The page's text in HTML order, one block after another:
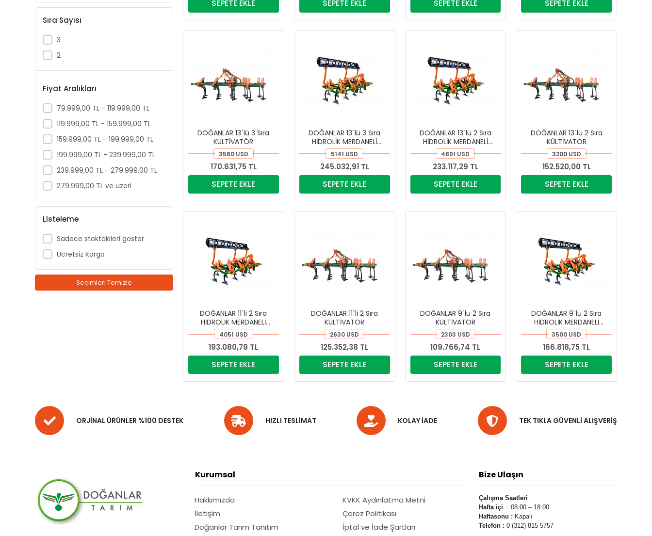
Sıra Sayısı
3
2
Fiyat Aralıkları
79.999,00 TL - 119.999,00 TL
119.999,00 TL - 159.999,00 TL
159.999,00 TL - 199.999,00 TL
199.999,00 TL - 239.999,00 TL
239.999,00 TL - 279.999,00 TL
279.999,00 TL ve üzeri
Listeleme
Sadece stoktakileri göster
Ücretsiz Kargo
Seçimleri Temizle
SEPETE EKLE SEPETE EKLE SEPETE EKLE SEPETE EKLE
DOĞANLAR 13`lü 3 Sıra
KÜLTİVATÖR
3580 USD
170.631,75 TL
SEPETE EKLE
DOĞANLAR 13`lü 3 Sıra
HİDROLİK MERDANELİ
KÜLTİVATÖR
5141 USD
245.032,91 TL
SEPETE EKLE
DOĞANLAR 13`lü 2 Sıra
HİDROLİK MERDANELİ
KÜLTİVATÖR
4891 USD
233.117,29 TL
SEPETE EKLE
DOĞANLAR 13`lü 2 Sıra
KÜLTİVATÖR
3200 USD
152.520,00 TL
SEPETE EKLE
DOĞANLAR 11`li 2 Sıra
HİDROLİK MERDANELİ
KÜLTİVATÖR
4051 USD
193.080,79 TL
SEPETE EKLE
DOĞANLAR 11`li 2 Sıra
KÜLTİVATÖR
2630 USD
125.352,38 TL
SEPETE EKLE
DOĞANLAR 9`lu 2 Sıra
KÜLTİVATÖR
2303 USD
109.766,74 TL
SEPETE EKLE
DOĞANLAR 9`lu 2 Sıra
HİDROLİK MERDANELİ
KÜLTİVATÖR
3500 USD
166.818,75 TL
SEPETE EKLE
ORJİNAL ÜRÜNLER %100 DESTEK HIZLI TESLİMAT KOLAY İADE TEK TIKLA GÜVENLİ ALIŞVERİŞ
Kurumsal
Hakkımızda
İletişim
Doğanlar Tarım Tanıtım
KVKK Aydınlatma Metni
Çerez Politikası
İptal ve İade Şartları
Bize Ulaşın
Çalışma Saatleri
Hafta içi : 08:00 – 18:00
Haftasonu : Kapalı
Telefon : 0 (312) 815 5757